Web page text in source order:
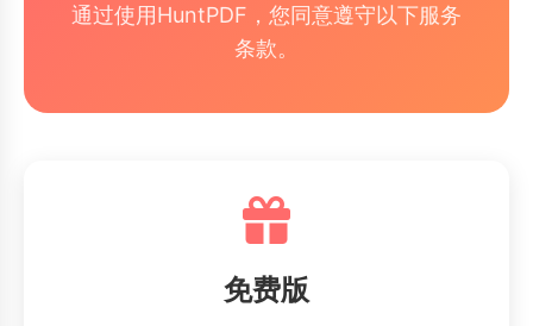
通过使用HuntPDF，您同意遵守以下服务
条款。
免费版